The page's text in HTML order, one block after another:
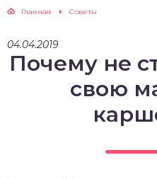
Главная Советы
04.04.2019
Почему не
свою